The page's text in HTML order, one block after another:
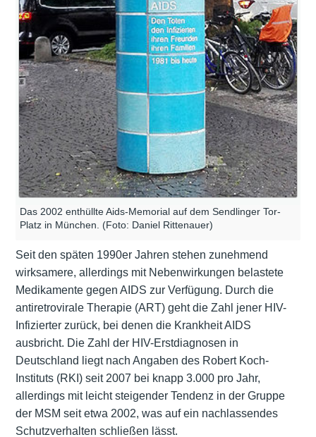
Das 2002 enthüllte Aids-Memorial auf dem Sendlinger Tor-
Platz in München. (Foto: Daniel Rittenauer)
Seit den späten 1990er Jahren stehen zunehmend
wirksamere, allerdings mit Nebenwirkungen belastete
Medikamente gegen AIDS zur Verfügung. Durch die
antiretrovirale Therapie (ART) geht die Zahl jener HIV-
Infizierter zurück, bei denen die Krankheit AIDS
ausbricht. Die Zahl der HIV-Erstdiagnosen in
Deutschland liegt nach Angaben des Robert Koch-
Instituts (RKI) seit 2007 bei knapp 3.000 pro Jahr,
allerdings mit leicht steigender Tendenz in der Gruppe
der MSM seit etwa 2002, was auf ein nachlassendes
Schutzverhalten schließen lässt.